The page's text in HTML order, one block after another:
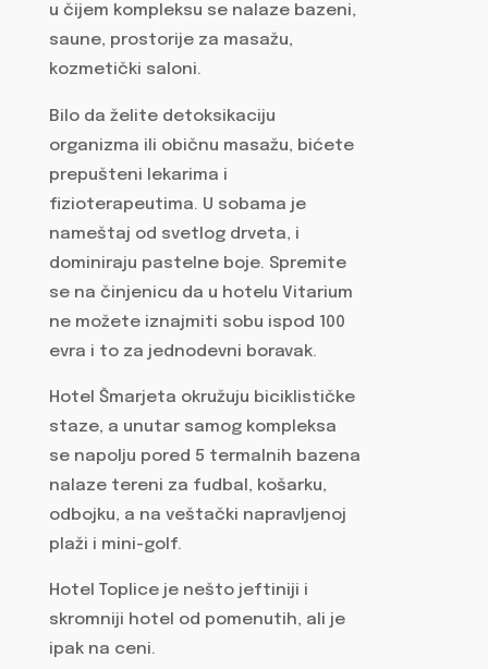
u čijem kompleksu se nalaze bazeni,
saune, prostorije za masažu,
kozmetički saloni.
Bilo da želite detoksikaciju
organizma ili običnu masažu, bićete
prepušteni lekarima i
fizioterapeutima. U sobama je
nameštaj od svetlog drveta, i
dominiraju pastelne boje. Spremite
se na činjenicu da u hotelu Vitarium
ne možete iznajmiti sobu ispod 100
evra i to za jednodevni boravak.
Hotel Šmarjeta okružuju biciklističke
staze, a unutar samog kompleksa
se napolju pored 5 termalnih bazena
nalaze tereni za fudbal, košarku,
odbojku, a na veštački napravljenoj
plaži i mini-golf.
Hotel Toplice je nešto jeftiniji i
skromniji hotel od pomenutih, ali je
ipak na ceni.